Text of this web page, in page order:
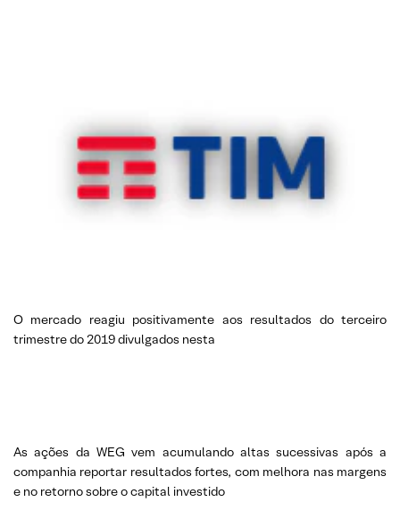
O mercado reagiu positivamente aos resultados do terceiro
trimestre do 2019 divulgados nesta
As ações da WEG vem acumulando altas sucessivas após a
companhia reportar resultados fortes, com melhora nas margens
e no retorno sobre o capital investido